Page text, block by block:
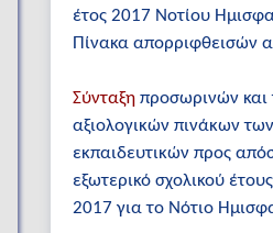
έτος 2017 Νοτίου
Πίνακα απορριφθεισών
Σύνταξη προσωρινών και
αξιολογικών πινάκων
εκπαιδευτικών προς
εξωτερικό σχολικού
2017 για το Νότιο